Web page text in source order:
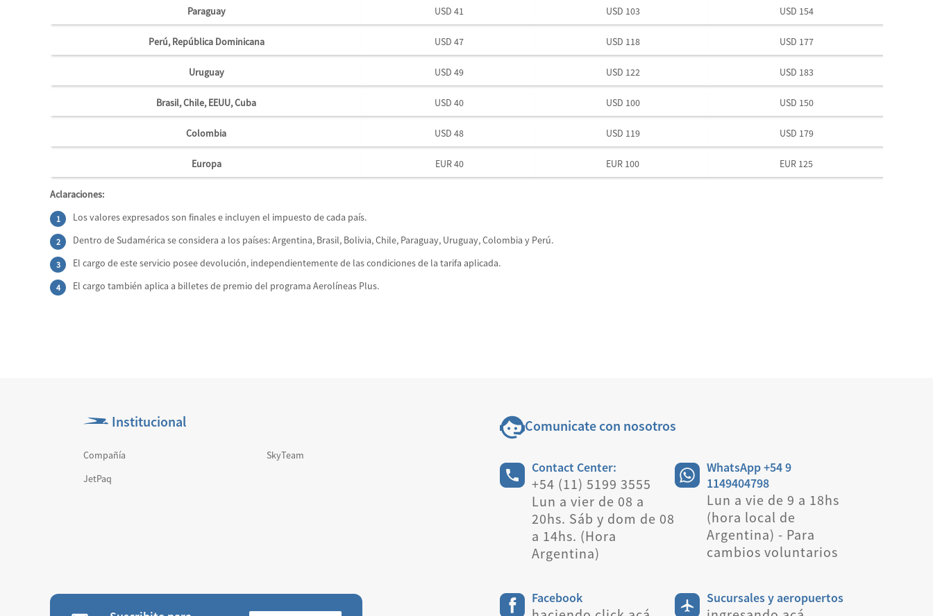
Paraguay USD 41 USD 103 USD 154
Perú, República Dominicana USD 47 USD 118 USD 177
Uruguay USD 49 USD 122 USD 183
Brasil, Chile, EEUU, Cuba USD 40 USD 100 USD 150
Colombia USD 48 USD 119 USD 179
Europa EUR 40 EUR 100 EUR 125
Aclaraciones:
Los valores expresados son finales e incluyen el impuesto de cada país.
Dentro de Sudamérica se considera a los países: Argentina, Brasil, Bolivia, Chile, Paraguay, Uruguay, Colombia y Perú.
El cargo de este servicio posee devolución, independientemente de las condiciones de la tarifa aplicada.
El cargo también aplica a billetes de premio del programa Aerolíneas Plus.
Institucional
Compañía
SkyTeam
JetPaq
Comunicate con nosotros
Contact Center:
+54 (11) 5199 3555
Lun a vier de 08 a
20hs. Sáb y dom de 08
a 14hs. (Hora
Argentina)
WhatsApp +54 9
1149404798
Lun a vie de 9 a 18hs
(hora local de
Argentina) - Para
cambios voluntarios
Facebook Sucursales y aeropuertos